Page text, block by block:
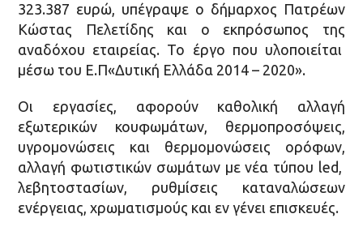
323.387 ευρώ, υπέγραψε ο δήμαρχος Πατρέων
Κώστας Πελετίδης και ο εκπρόσωπος της
αναδόχου εταιρείας. Το έργο που υλοποιείται
μέσω του Ε.Π«Δυτική Ελλάδα 2014 – 2020».
Οι εργασίες, αφορούν καθολική αλλαγή
εξωτερικών κουφωμάτων, θερμοπροσόψεις,
υγρομονώσεις και θερμομονώσεις ορόφων,
αλλαγή φωτιστικών σωμάτων με νέα τύπου led,
λεβητοστασίων, ρυθμίσεις καταναλώσεων
ενέργειας, χρωματισμούς και εν γένει επισκευές.